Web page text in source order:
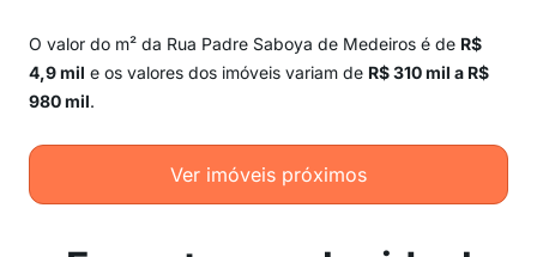
O valor do m² da Rua Padre Saboya de Medeiros é de R$
4,9 mil e os valores dos imóveis variam de R$ 310 mil a R$
980 mil.
Ver imóveis próximos